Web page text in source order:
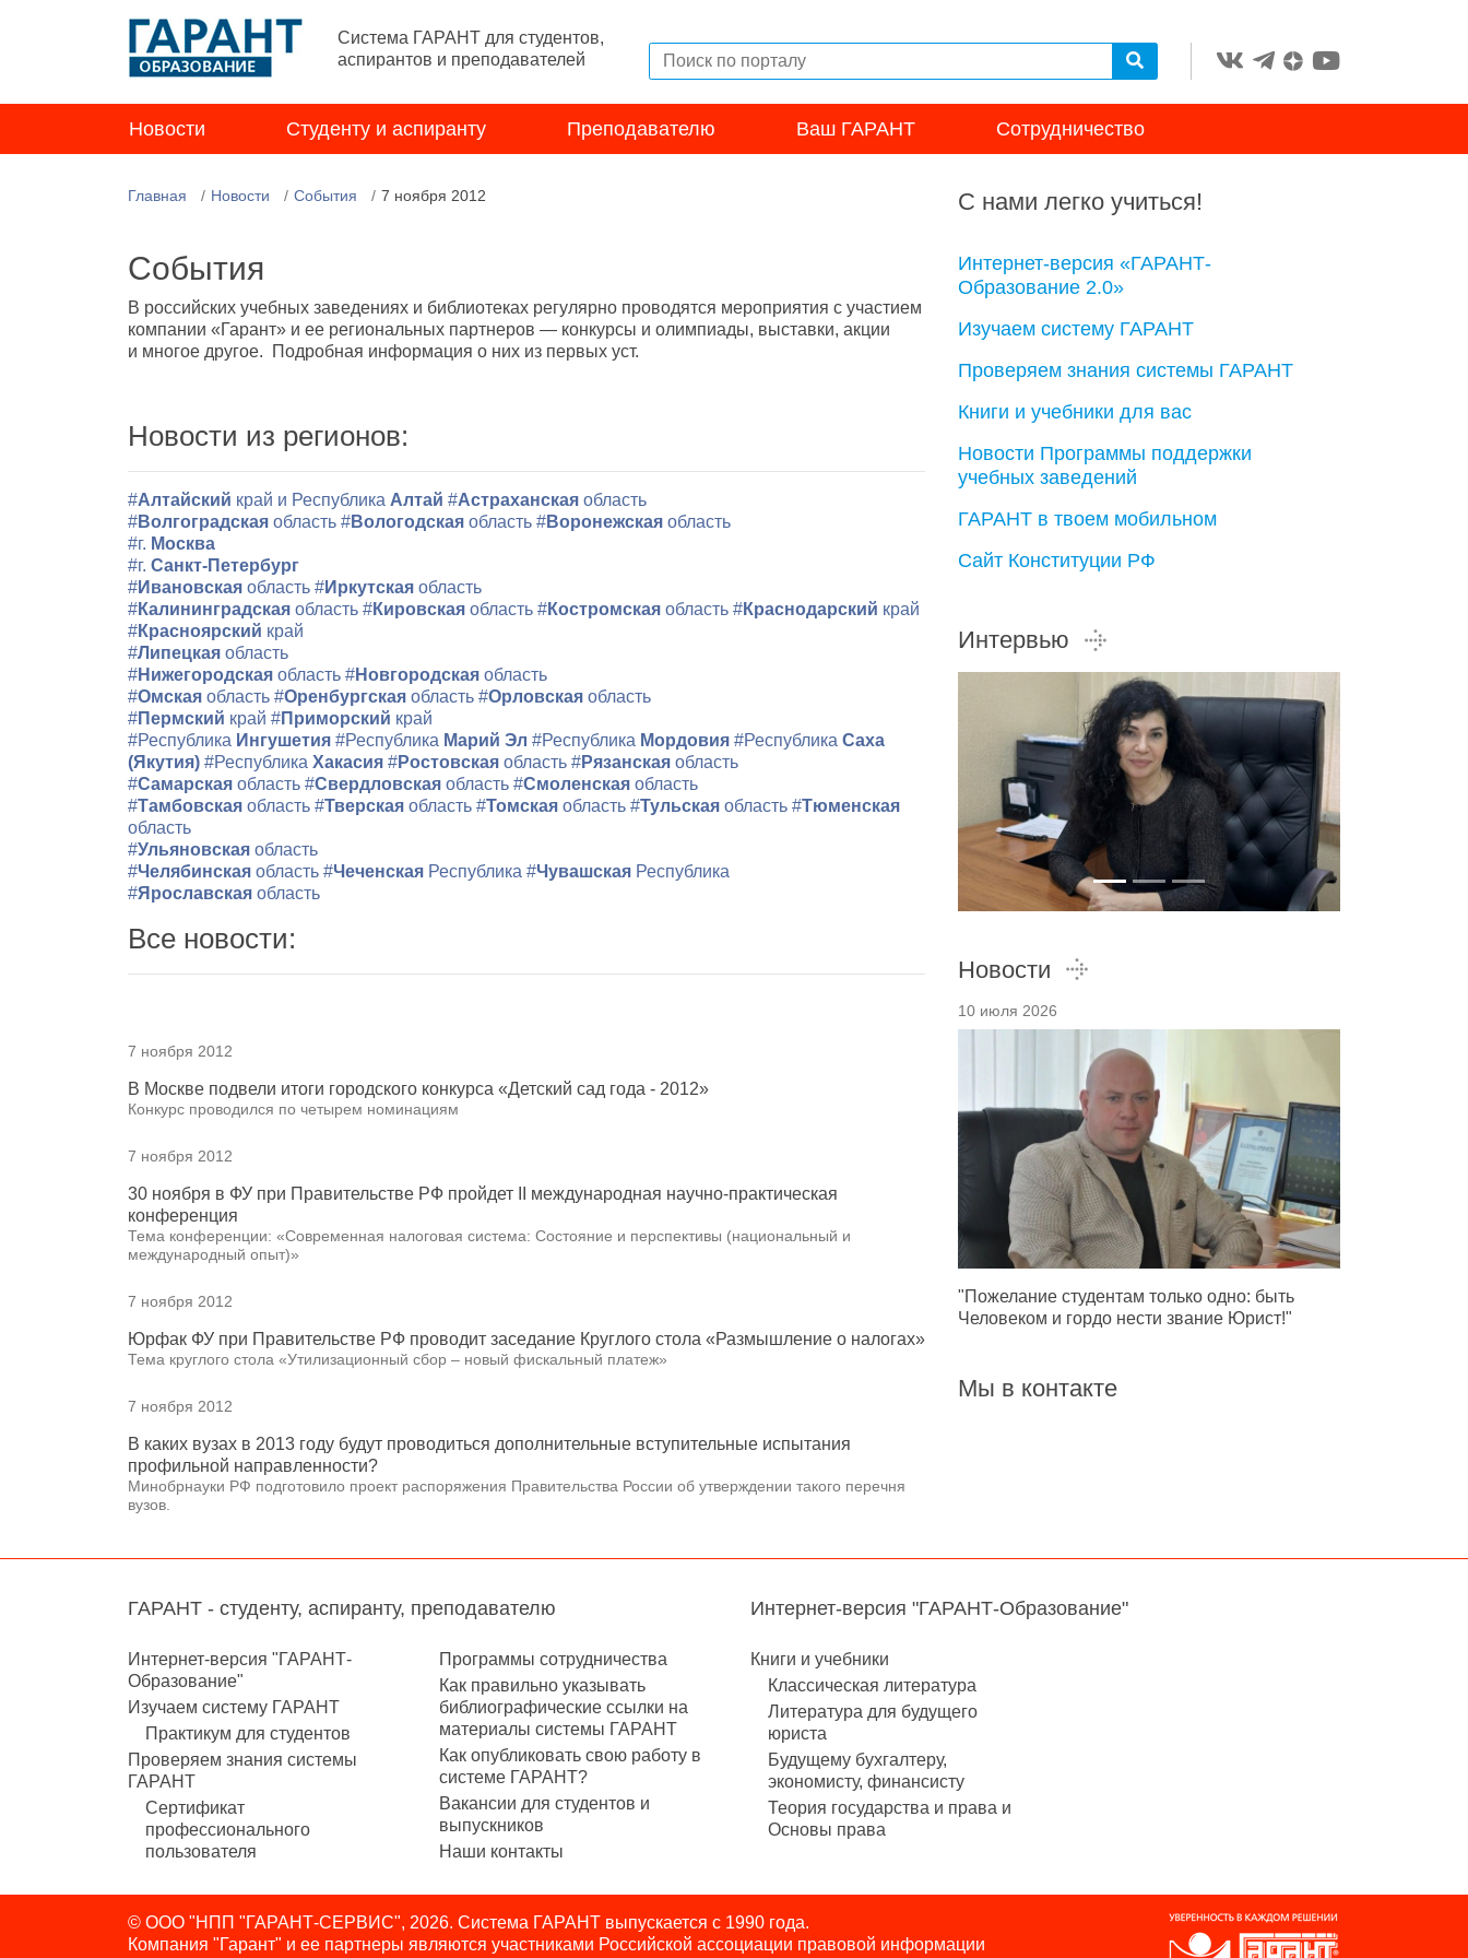
Система ГАРАНТ для студентов,
аспирантов и преподавателей
Новости Студенту и аспиранту Преподавателю Ваш ГАРАНТ Сотрудничество
Главная Новости События 7 ноября 2012
События
В российских учебных заведениях и библиотеках регулярно проводятся мероприятия с участием
компании «Гарант» и ее региональных партнеров — конкурсы и олимпиады, выставки, акции
и многое другое. Подробная информация о них из первых уст.
Новости из регионов:
#Алтайский край и Республика Алтай #Астраханская область
#Волгоградская область #Вологодская область #Воронежская область
#г. Москва
#г. Санкт-Петербург
#Ивановская область #Иркутская область
#Калининградская область #Кировская область #Костромская область #Краснодарский край
#Красноярский край
#Липецкая область
#Нижегородская область #Новгородская область
#Омская область #Оренбургская область #Орловская область
#Пермский край #Приморский край
#Республика Ингушетия #Республика Марий Эл #Республика Мордовия #Республика Саха
(Якутия) #Республика Хакасия #Ростовская область #Рязанская область
#Самарская область #Свердловская область #Смоленская область
#Тамбовская область #Тверская область #Томская область #Тульская область #Тюменская
область
#Ульяновская область
#Челябинская область #Чеченская Республика #Чувашская Республика
#Ярославская область
Все новости:
7 ноября 2012
В Москве подвели итоги городского конкурса «Детский сад года - 2012»
Конкурс проводился по четырем номинациям
7 ноября 2012
30 ноября в ФУ при Правительстве РФ пройдет II международная научно-практическая
конференция
Тема конференции: «Современная налоговая система: Состояние и перспективы (национальный и
международный опыт)»
7 ноября 2012
Юрфак ФУ при Правительстве РФ проводит заседание Круглого стола «Размышление о налогах»
Тема круглого стола «Утилизационный сбор – новый фискальный платеж»
7 ноября 2012
В каких вузах в 2013 году будут проводиться дополнительные вступительные испытания
профильной направленности?
Минобрнауки РФ подготовило проект распоряжения Правительства России об утверждении такого перечня
вузов.
С нами легко учиться!
Интернет-версия «ГАРАНТ-
Образование 2.0»
Изучаем систему ГАРАНТ
Проверяем знания системы ГАРАНТ
Книги и учебники для вас
Новости Программы поддержки
учебных заведений
ГАРАНТ в твоем мобильном
Сайт Конституции РФ
Интервью
Новости
10 июля 2026
"Пожелание студентам только одно: быть
Человеком и гордо нести звание Юрист!"
Мы в контакте
ГАРАНТ - студенту, аспиранту, преподавателю
Интернет-версия "ГАРАНТ-
Образование"
Изучаем систему ГАРАНТ
Практикум для студентов
Проверяем знания системы
ГАРАНТ
Сертификат
профессионального
пользователя
Программы сотрудничества
Как правильно указывать
библиографические ссылки на
материалы системы ГАРАНТ
Как опубликовать свою работу в
системе ГАРАНТ?
Вакансии для студентов и
выпускников
Наши контакты
Интернет-версия "ГАРАНТ-Образование"
Книги и учебники
Классическая литература
Литература для будущего
юриста
Будущему бухгалтеру,
экономисту, финансисту
Теория государства и права и
Основы права
© ООО "НПП "ГАРАНТ-СЕРВИС", 2026. Система ГАРАНТ выпускается с 1990 года.
Компания "Гарант" и ее партнеры являются участниками Российской ассоциации правовой информации